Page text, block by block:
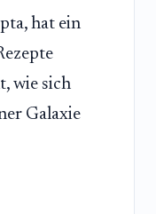
hat ein
wie sich
Galaxie